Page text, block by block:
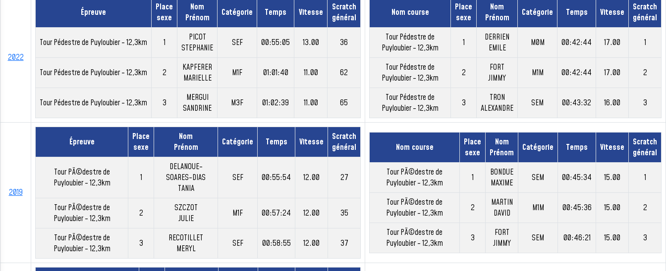
2022
Épreuve
Place
sexe
Nom
Prénom
Catégorie Temps Vitesse
Scratch
général
Tour Pédestre de Puyloubier - 12,3km 1
PICOT
STEPHANIE
SEF 00:55:05 13.00 36
Tour Pédestre de Puyloubier - 12,3km 2
KAPFERER
MARIELLE
M1F 01:01:40 11.00 62
Tour Pédestre de Puyloubier - 12,3km 3
MERGUI
SANDRINE
M3F 01:02:39 11.00 65
Nom course
Place
sexe
Nom
Prénom
Catégorie Temps Vitesse
Scratch
général
Tour Pédestre de
Puyloubier - 12,3km
1
DERRIEN
EMILE
M0M 00:42:44 17.00 1
Tour Pédestre de
Puyloubier - 12,3km
2
FORT
JIMMY
M1M 00:42:44 17.00 2
Tour Pédestre de
Puyloubier - 12,3km
3
TRON
ALEXANDRE
SEM 00:43:32 16.00 3
2019
Épreuve
Place
sexe
Nom
Prénom
Catégorie Temps Vitesse
Scratch
général
Tour PÃ©destre de
Puyloubier - 12,3km
1
DELANOUE-
SOARES-DIAS
TANIA
SEF 00:55:54 12.00 27
Tour PÃ©destre de
Puyloubier - 12,3km
2
SZCZOT
JULIE
M1F 00:57:24 12.00 35
Tour PÃ©destre de
Puyloubier - 12,3km
3
RECOTILLET
MERYL
SEF 00:58:55 12.00 37
Nom course
Place
sexe
Nom
Prénom
Catégorie Temps Vitesse
Scratch
général
Tour PÃ©destre de
Puyloubier - 12,3km
1
BONDUE
MAXIME
SEM 00:45:34 15.00 1
Tour PÃ©destre de
Puyloubier - 12,3km
2
MARTIN
DAVID
M1M 00:45:36 15.00 2
Tour PÃ©destre de
Puyloubier - 12,3km
3
FORT
JIMMY
SEM 00:46:21 15.00 3